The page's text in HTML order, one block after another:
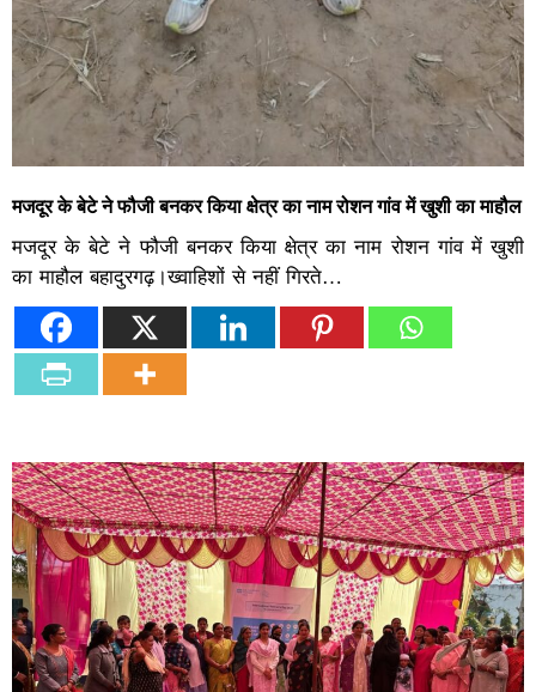
मजदूर के बेटे ने फौजी बनकर किया क्षेत्र का नाम रोशन गांव में खुशी का माहौल
मजदूर के बेटे ने फौजी बनकर किया क्षेत्र का नाम रोशन गांव में खुशी
का माहौल बहादुरगढ़।ख्वाहिशों से नहीं गिरते…